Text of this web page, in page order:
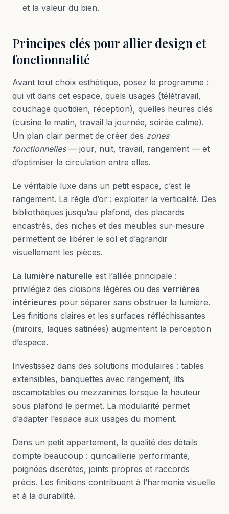
et la valeur du bien.
Principes clés pour allier design et
fonctionnalité
Avant tout choix esthétique, posez le programme :
qui vit dans cet espace, quels usages (télétravail,
couchage quotidien, réception), quelles heures clés
(cuisine le matin, travail la journée, soirée calme).
Un plan clair permet de créer des zones
fonctionnelles— jour, nuit, travail, rangement — et
d’optimiser la circulation entre elles.
Le véritable luxe dans un petit espace, c’est le
rangement. La règle d’or : exploiter la verticalité. Des
bibliothèques jusqu’au plafond, des placards
encastrés, des niches et des meubles sur-mesure
permettent de libérer le sol et d’agrandir
visuellement les pièces.
La lumière naturelle est l’alliée principale :
privilégiez des cloisons légères ou des verrières
intérieures pour séparer sans obstruer la lumière.
Les finitions claires et les surfaces réfléchissantes
(miroirs, laques satinées) augmentent la perception
d’espace.
Investissez dans des solutions modulaires : tables
extensibles, banquettes avec rangement, lits
escamotables ou mezzanines lorsque la hauteur
sous plafond le permet. La modularité permet
d’adapter l’espace aux usages du moment.
Dans un petit appartement, la qualité des détails
compte beaucoup : quincaillerie performante,
poignées discrètes, joints propres et raccords
précis. Les finitions contribuent à l’harmonie visuelle
et à la durabilité.